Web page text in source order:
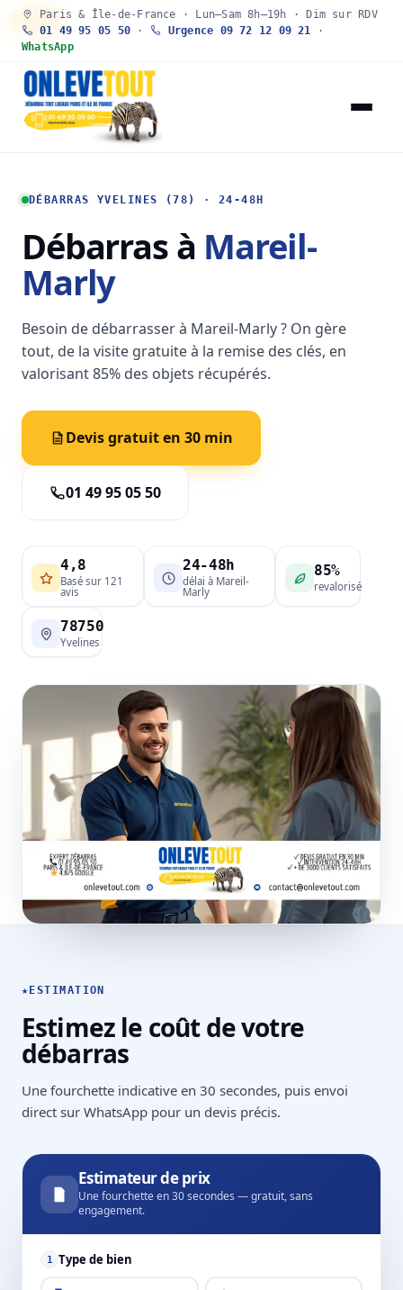
Paris & Île-de-France · Lun–Sam 8h–19h · Dim sur RDV
01 49 95 05 50 · Urgence 09 72 12 09 21 ·
WhatsApp
DÉBARRAS YVELINES (78) · 24-48H
Débarras à Mareil-
Marly
Besoin de débarrasser à Mareil-Marly ? On gère
tout, de la visite gratuite à la remise des clés, en
valorisant 85% des objets récupérés.
Devis gratuit en 30 min
01 49 95 05 50
4,8
Basé sur 121
avis
24-48h
délai à Mareil-
Marly
85%
revalorisé
78750
Yvelines
★ ESTIMATION
Estimez le coût de votre
débarras
Une fourchette indicative en 30 secondes, puis envoi
direct sur WhatsApp pour un devis précis.
Estimateur de prix
Une fourchette en 30 secondes — gratuit, sans
engagement.
30 SEC
1 Type de bien